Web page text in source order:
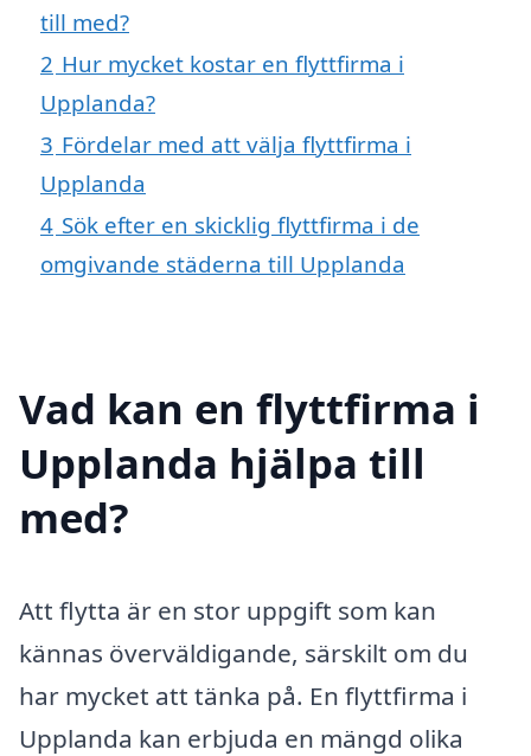
till med?
2 Hur mycket kostar en flyttfirma i
Upplanda?
3 Fördelar med att välja flyttfirma i
Upplanda
4 Sök efter en skicklig flyttfirma i de
omgivande städerna till Upplanda
Vad kan en flyttfirma i
Upplanda hjälpa till
med?
Att flytta är en stor uppgift som kan
kännas överväldigande, särskilt om du
har mycket att tänka på. En flyttfirma i
Upplanda kan erbjuda en mängd olika